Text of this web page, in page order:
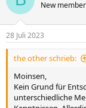
i
e
n
New member
28 Juli 2023
the other schrieb:
Moinsen,
Kein Grund für
unterschiedliche